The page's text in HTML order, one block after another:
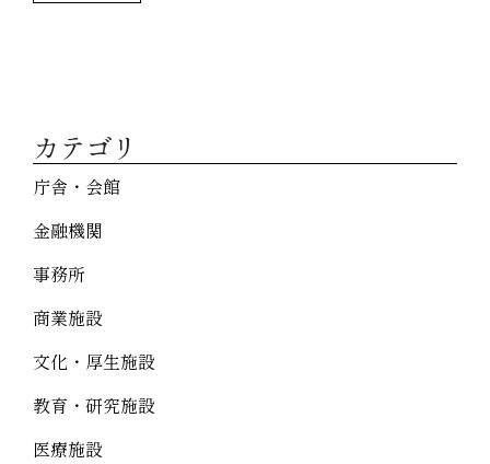
カテゴリ
庁舎・会館
金融機関
事務所
商業施設
文化・厚生施設
教育・研究施設
医療施設